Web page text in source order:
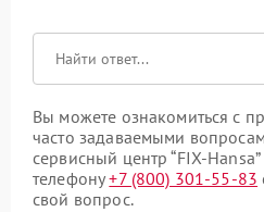
Вы можете ознакомиться с
часто задаваемыми
сервисный центр “FIX-
телефону+7 (800) 301-55-83
свой вопрос.